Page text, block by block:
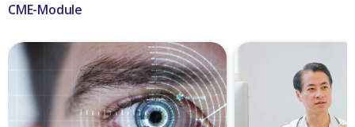
CME-Module